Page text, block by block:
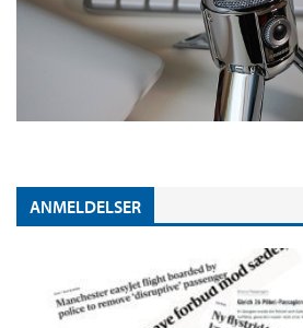
ANMELDELSER